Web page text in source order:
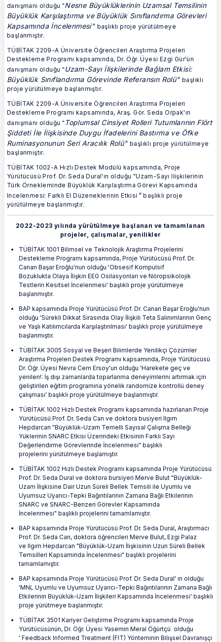
danışmanı olduğu "Nesne Büyüklüklerinin Uzamsal Temsilinin
Büyüklük Karşılaştırma ve Büyüklük Sınıflandırma Görevleri
Kapsamında İncelenmesi" başlıklı proje yürütülmeye
başlanmıştır.
TÜBİTAK 2209-A Üniversite Öğrencileri Araştırma Projeleri
Destekleme Programı kapsamında, Dr. Öğr. Üyesi Ezgi Gür'ün
danışmanı olduğu " Uzam-Sayı İlişkilerinde Bağlam Etkisi:
Büyüklük Sınıflandırma Görevinde Referansın Rolü"başlıklı
proje yürütülmeye başlanmıştır.
TÜBİTAK 2209-A Üniversite Öğrencileri Araştırma Projeleri
Destekleme Programı kapsamında, Araş. Gör. Seda Orpak'ın
danışmanı olduğu " Toplumsal Cinsiyet Rolleri Tutumlarının Flört
Şiddeti İle İlişkisinde Duygu İfadelerini Bastırma ve Öfke
Ruminasyonunun Seri Aracılık Rolü"başlıklı proje yürütülmeye
başlanmıştır.
TÜBİTAK 1002-A Hızlı Destek Modülü kapsamında, Proje
Yürütücüsü Prof. Dr. Seda Dural'ın olduğu "Uzam-Sayı Ilişkilerinin
Türk Örnekleminde Büyüklük Karşılaştırma Görevi Kapsamında
Incelenmesi: Farklı El Düzeneklerinin Etkisi "başlıklı proje
yürütülmeye başlanmıştır.
2022-2023 yılında yürütülmeye başlanan ve tamamlanan
projeler, çalışmalar, yenilikler
TÜBİTAK 1001 Bilimsel ve Teknolojik Araştırma Projelerini
Destekleme Programı kapsamında, Proje Yürütücüsü Prof. Dr.
Canan Başar Eroğlu'nun olduğu 'Obsesif Kompulsif
Bozuklukta Olaya İlişkin EEG Osilasyonları ve Nöropsikolojik
Testlerin Kesitsel İncelenmesi' başlıklı proje yürütülmeye
başlanmıştır.
BAP kapsamında Proje Yürütücüsü Prof. Dr. Canan Başar Eroğlu'nun
olduğu 'Sürekli Dikkat Sırasında Olay İlişkili Teta Salınımlarının Genç
ve Yaşlı Katılımcılarda Karşılaştırılması' başlıklı proje yürütülmeye
başlanmıştır.
TÜBİTAK 3005 Sosyal ve Beşeri Bilimlerde Yenilikçi Çözümler
Araştırma Projeleri Destek Programı kapsamında, Proje Yürütücüsü
Dr. Öğr. Üyesi Nevra Cem Ersoy'un olduğu 'Harekete geç ve
yenilen!: İş dışı zamanlarda toparlanma deneyimlerini artırmak için
geliştirilen eğitim programına yönelik randomize kontrollü deney
çalışması' başlıklı proje yürütülmeye başlanmıştır.
TÜBİTAK 1002 Hızlı Destek Programı kapsamında hazırlanan Proje
Yürütücüsü Prof. Dr. Seda Can ve doktora busiyeri Ilgım
Hepdarcan "Büyüklük-Uzam Temelli Sayısal Çalışma Belleği
Yüklerinin SNARC Etkisi Üzerindeki Etkisinin Farklı Sayı
Değerlendirme Görevlerinde İncelenmesi" başlıklı
projelerini yürütülmeye başlamıştır.
TÜBİTAK 1002 Hızlı Destek Programı kapsamında Proje Yürütücüsü
Prof. Dr. Seda Dural ve doktora bursiyeri Merve Bulut "Büyüklük-
Uzam İlişkisine Dair Uzun Süreli Bellek Temsili ile Uyumlu ve
Uyumsuz Uyarıcı-Tepki Bağıntılarının Zamana Bağlı Etkilerinin
SNARC ve SNARC-Benzeri Görevler Kapsamında
İncelenmesi" başlıklı projelerini tamamlamıştır.
BAP kapsamında Proje Yürütücüsü Prof. Dr. Seda Dural, Araştırmacı
Prof. Dr. Seda Can, doktora öğrencileri Merve Bulut, Ezgi Palaz
ve Ilgım Hepdarcan "Büyüklük-Uzam İlişkisinin Uzun Süreli Bellek
Temsilleri Kapsamında İncelenmesi" başlıklı projelerini
tamamlamıştır.
BAP kapsamında Proje Yürütücüsü Prof. Dr. Seda Dural' ın olduğu
'MNL Uyumlu ve Uyumsuz Uyarıcı-Tepki Bağıntılarının Zamana Bağlı
Etkilerinin Büyüklük-Uzam İlişkileri Kapsamında İncelenmesi' başlıklı
proje yürütmeye başlanmıştır.
TÜBİTAK 3501 Kariyer Geliştirme Programı kapsamında Proje
Yürütücüsünün, Dr. Öğr. Üyesi Yasemin Meral Öğürtçü olduğu
' Feedback Informed Treatment (FIT) Yönteminin Bilişsel Davranışçı